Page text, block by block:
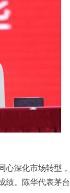
深化市场转型
。陈华代表茅